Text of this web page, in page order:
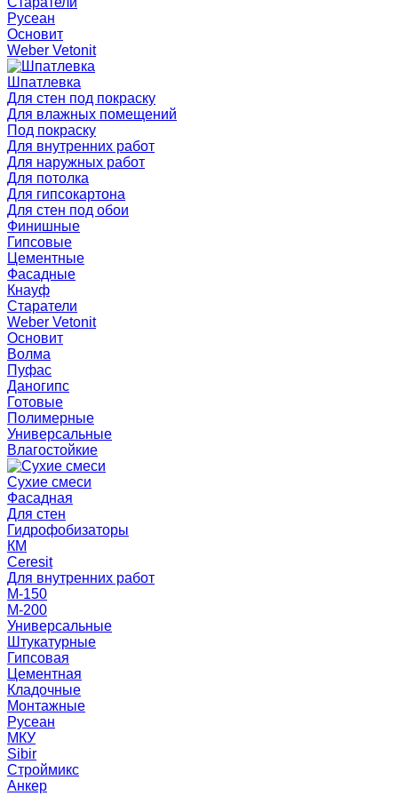
Русеан
Основит
Weber Vetonit
Шпатлевка
Для стен под покраску
Для влажных помещений
Под покраску
Для внутренних работ
Для наружных работ
Для потолка
Для гипсокартона
Для стен под обои
Финишные
Гипсовые
Цементные
Фасадные
Кнауф
Старатели
Weber Vetonit
Основит
Волма
Пуфас
Даногипс
Готовые
Полимерные
Универсальные
Влагостойкие
Сухие смеси
Фасадная
Для стен
Гидрофобизаторы
КМ
Ceresit
Для внутренних работ
М-150
М-200
Универсальные
Штукатурные
Гипсовая
Цементная
Кладочные
Монтажные
Русеан
МКУ
Sibir
Строймикс
Анкер